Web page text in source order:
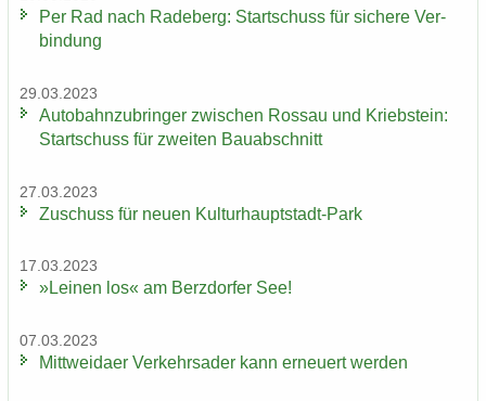
Per Rad nach Ra­de­berg: Start­schuss für si­che­re Ver­
bin­dung
29.03.2023
Au­to­bahn­zu­brin­ger zwi­schen Ros­sau und Krieb­stein:
Start­schuss für zwei­ten Bau­ab­schnitt
27.03.2023
Zu­schuss für neuen Kulturhauptstadt-​Park
17.03.2023
»Lei­nen los« am Berz­dor­fer See!
07.03.2023
Mitt­wei­da­er Ver­kehrs­ader kann er­neu­ert wer­den